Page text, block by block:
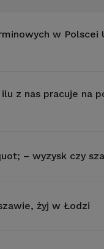
w Polscei
z nas pracuje na
– wyzysk czy
żyj w Łodzi